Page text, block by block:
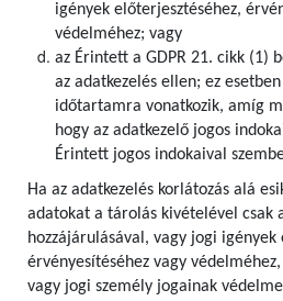
igények előterjesztéséhez,
védelméhez; vagy
az Érintett a GDPR 21. cikk (1)
az adatkezelés ellen; ez
időtartamra vonatkozik, amíg
hogy az adatkezelő jogos
Érintett jogos indokaival
Ha az adatkezelés korlátozás alá
adatokat a tárolás kivételével csak
hozzájárulásával, vagy jogi igények
érvényesítéséhez vagy
vagy jogi személy jogainak